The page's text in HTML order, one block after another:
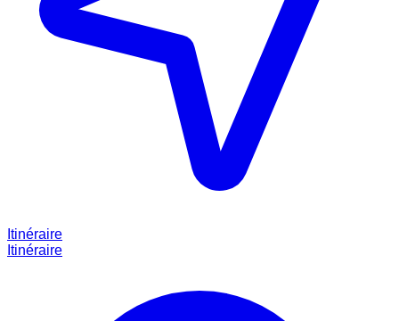
Itinéraire
Itinéraire